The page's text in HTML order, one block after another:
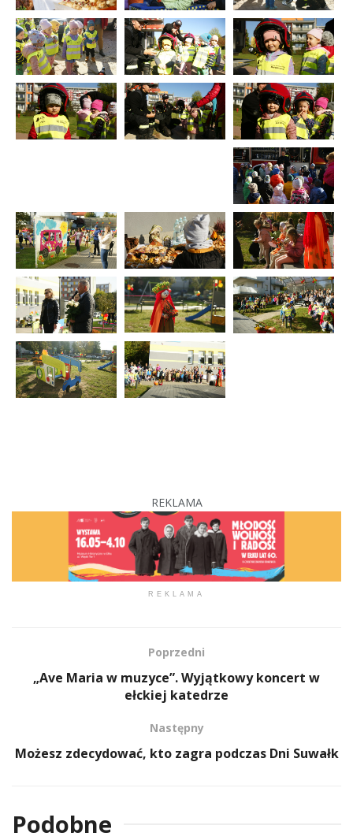
REKLAMA
REKLAMA
Poprzedni
„Ave Maria w muzyce”. Wyjątkowy koncert w
ełckiej katedrze
Następny
Możesz zdecydować, kto zagra podczas Dni Suwałk
Podobne